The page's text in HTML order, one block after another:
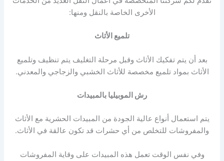
الأخرى الخاصة بالنقل ومنها:
تلميع الأثاث
بعد أن يتم تفكيك الأثاث وقبل مرحلة التغليف يتم تنظيف وتلميع
الأثاث بمواد تلميع مخصصة للأثاث الخشبي والزجاجي والمعدني.
رش الموبيليا بالمبيدات
يتم استعمال أنواع عالية الجودة من المبيدات الحشرية مع الأثاث
والمفروشات للتخلص من أي حشرات قد تكون عالقة في الأثاث.
وفي نفس الوقت تعمل هذه المبيدات على وقاية المفروشات